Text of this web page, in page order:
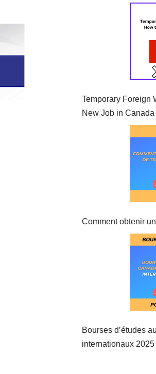
Temporary Foreign
New Job in Canada
Comment obtenir
Bourses d’études
internationaux 2025